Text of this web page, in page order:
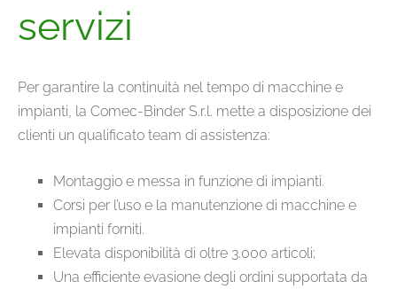
servizi
Per garantire la continuità nel tempo di macchine e
impianti, la Comec-Binder S.r.l. mette a disposizione dei
clienti un qualificato team di assistenza:
Montaggio e messa in funzione di impianti.
Corsi per l’uso e la manutenzione di macchine e
impianti forniti.
Elevata disponibilità di oltre 3.000 articoli;
Una efficiente evasione degli ordini supportata da